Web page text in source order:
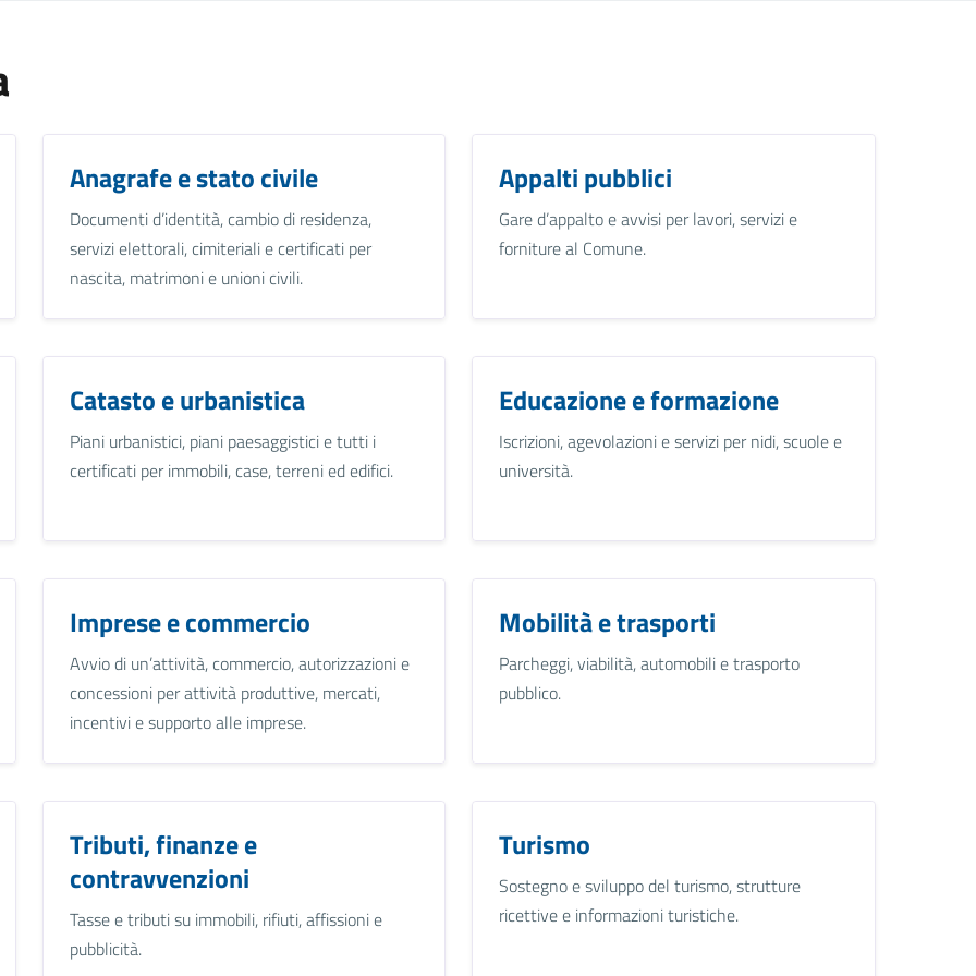
Anagrafe e stato civile
Documenti d’identità, cambio di residenza,
servizi elettorali, cimiteriali e certificati per
nascita, matrimoni e unioni civili.
Appalti pubblici
Gare d’appalto e avvisi per lavori, servizi e
forniture al Comune.
Catasto e urbanistica
Piani urbanistici, piani paesaggistici e tutti i
certificati per immobili, case, terreni ed edifici.
Educazione e formazione
Iscrizioni, agevolazioni e servizi per nidi, scuole e
università.
Imprese e commercio
Avvio di un’attività, commercio, autorizzazioni e
concessioni per attività produttive, mercati,
incentivi e supporto alle imprese.
Mobilità e trasporti
Parcheggi, viabilità, automobili e trasporto
pubblico.
Tributi, finanze e
contravvenzioni
Tasse e tributi su immobili, rifiuti, affissioni e
pubblicità.
Turismo
Sostegno e sviluppo del turismo, strutture
ricettive e informazioni turistiche.